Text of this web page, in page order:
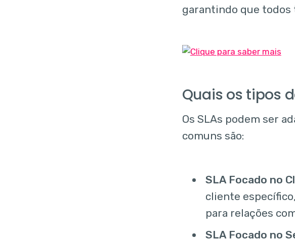
garantindo que todos
Quais os tipos
Os SLAs podem ser
comuns são:
SLA Focado no
cliente
para relações
SLA Focado no